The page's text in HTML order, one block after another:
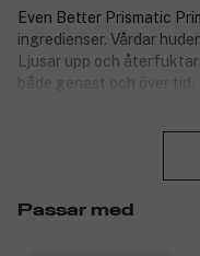
Even Better Prismatic
ingredienser. Vårdar
Ljusar upp och
både genast och över tid.
– 20 miljarder i varje
Passar med